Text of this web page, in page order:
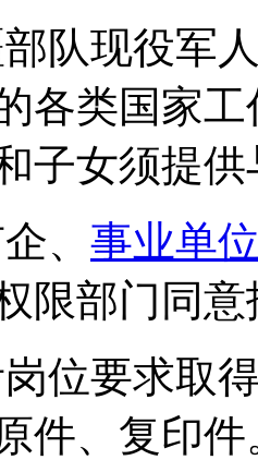
部队现役军
各类国家
子女须提
、 事业单
限部门同
岗位要求取
件、复印件